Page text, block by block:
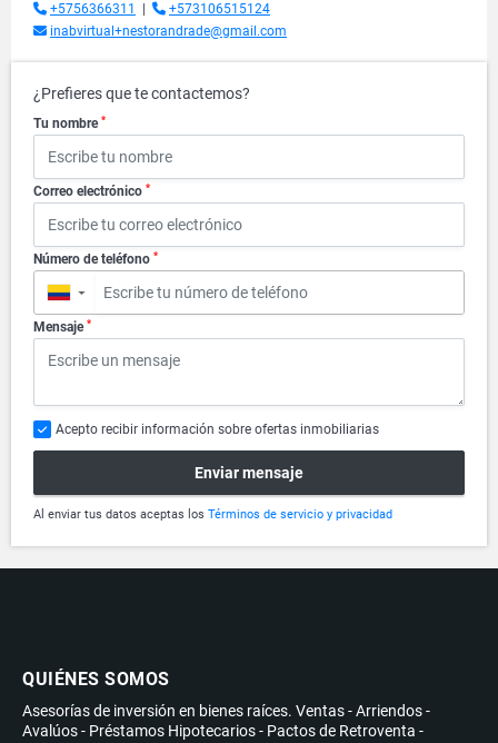
+5756366311
+573106515124
inabvirtual+nestorandrade@gmail.com
¿Prefieres que te contactemos?
Tu nombre *
Correo electrónico *
Número de teléfono *
▼
Mensaje *
Acepto recibir información sobre ofertas inmobiliarias
Enviar mensaje
Al enviar tus datos aceptas los Términos de servicio y privacidad
QUIÉNES SOMOS
Asesorías de inversión en bienes raíces. Ventas - Arriendos -
Avalúos - Préstamos Hipotecarios - Pactos de Retroventa -